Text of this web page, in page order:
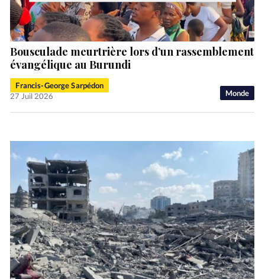
Monde
Bousculade meurtrière lors d’un rassemblement
évangélique au Burundi
Francis-George Sarpédon
27 Juil 2026